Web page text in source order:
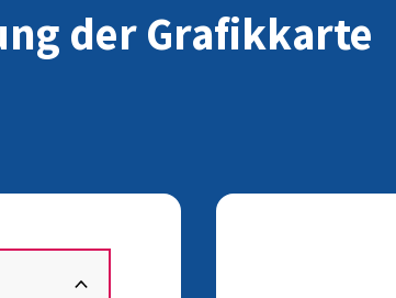
der Grafikkarte